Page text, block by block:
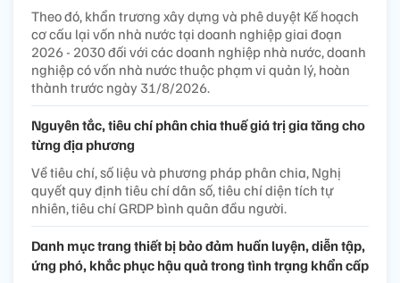
Theo đó, khẩn trương xây dựng và phê duyệt Kế hoạch
cơ cấu lại vốn nhà nước tại doanh nghiệp giai đoạn
2026 - 2030 đối với các doanh nghiệp nhà nước, doanh
nghiệp có vốn nhà nước thuộc phạm vi quản lý, hoàn
thành trước ngày 31/8/2026.
Nguyên tắc, tiêu chí phân chia thuế giá trị gia tăng cho
từng địa phương
Về tiêu chí, số liệu và phương pháp phân chia, Nghị
quyết quy định tiêu chí dân số, tiêu chí diện tích tự
nhiên, tiêu chí GRDP bình quân đầu người.
Danh mục trang thiết bị bảo đảm huấn luyện, diễn tập,
ứng phó, khắc phục hậu quả trong tình trạng khẩn cấp